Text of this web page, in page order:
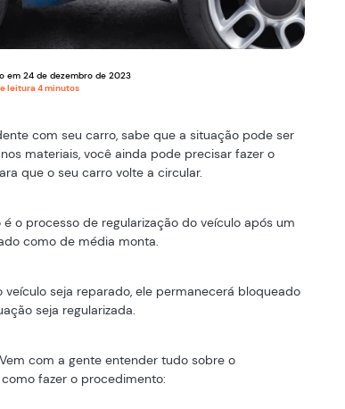
em24 dedezembro de2023
leitura4minutos
com seu carro, sabe que a situação pode ser
materiais, você ainda pode precisar fazer o
que o seu carro volte a circular.
o processo de regularização do veículo após um
como de média monta.
veículo seja reparado, ele permanecerá bloqueado
seja regularizada.
com a gente entender tudo sobre o
fazer o procedimento: